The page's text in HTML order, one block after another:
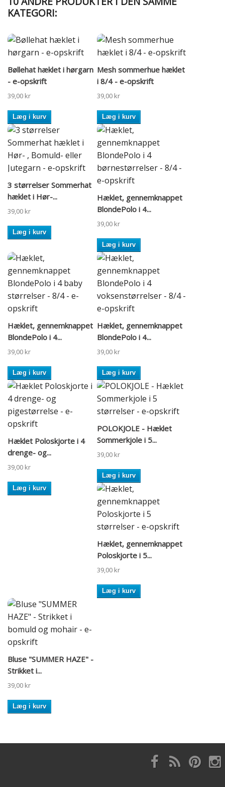
KATEGORI:
Bøllehat hæklet i hørgarn
- e-opskrift
39,00 kr
Læg i kurv
Mesh sommerhue hæklet
i 8/4 - e-opskrift
39,00 kr
Læg i kurv
3 størrelser Sommerhat
hæklet i Hør-...
39,00 kr
Læg i kurv
Hæklet, gennemknappet
BlondePolo i 4...
39,00 kr
Læg i kurv
Hæklet, gennemknappet
BlondePolo i 4...
39,00 kr
Læg i kurv
Hæklet, gennemknappet
BlondePolo i 4...
39,00 kr
Læg i kurv
Hæklet Poloskjorte i 4
drenge- og...
39,00 kr
Læg i kurv
POLOKJOLE - Hæklet
Sommerkjole i 5...
39,00 kr
Læg i kurv
Hæklet, gennemknappet
Poloskjorte i 5...
39,00 kr
Læg i kurv
Bluse "SUMMER HAZE" -
Strikket i...
39,00 kr
Læg i kurv